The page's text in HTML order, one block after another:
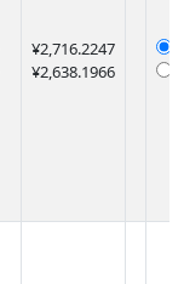
¥2,716.2247
¥2,638.1966